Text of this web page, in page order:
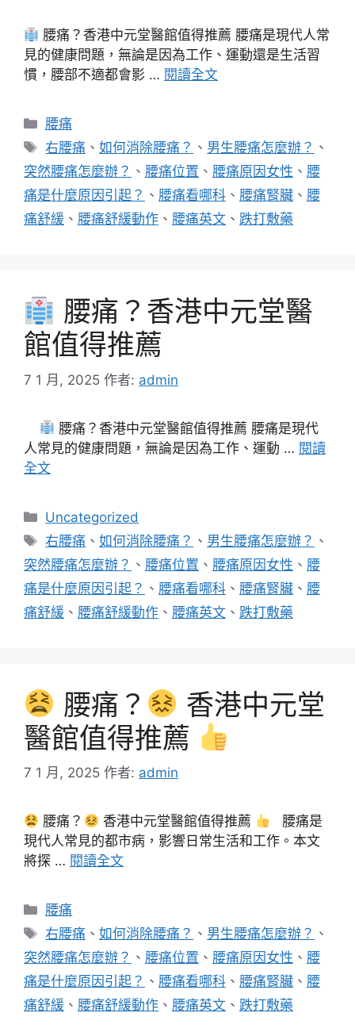
腰痛？香港中元堂醫館值得推薦 腰痛是現代人常
見的健康問題，無論是因為工作、運動還是生活習
慣，腰部不適都會影 … 閱讀全文
分
類
腰痛
標
籤
右腰痛 、如何消除腰痛？ 、 男生腰痛怎麼辦？ 、
突然腰痛怎麼辦？ 、 腰痛位置 、 腰痛原因女性 、 腰
痛是什麼原因引起？ 、 腰痛看哪科 、 腰痛腎臟 、 腰
痛舒緩 、 腰痛舒緩動作 、 腰痛英文 、 跌打敷藥
腰痛？香港中元堂醫
館值得推薦
7 1 月, 2025 作者: admin
腰痛？香港中元堂醫館值得推薦 腰痛是現代
人常見的健康問題，無論是因為工作、運動 … 閱讀
全文
分
類
Uncategorized
標
籤
右腰痛 、如何消除腰痛？ 、 男生腰痛怎麼辦？ 、
突然腰痛怎麼辦？ 、 腰痛位置 、 腰痛原因女性 、 腰
痛是什麼原因引起？ 、 腰痛看哪科 、 腰痛腎臟 、 腰
痛舒緩 、 腰痛舒緩動作 、 腰痛英文 、 跌打敷藥
腰痛？
香港中元堂
醫館值得推薦
7 1 月, 2025 作者: admin
腰痛？ 香港中元堂醫館值得推薦
腰痛是
現代人常見的都市病，影響日常生活和工作。本文
將探 … 閱讀全文
分
類
腰痛
標
籤
右腰痛 、如何消除腰痛？ 、 男生腰痛怎麼辦？ 、
突然腰痛怎麼辦？ 、 腰痛位置 、 腰痛原因女性 、 腰
痛是什麼原因引起？ 、 腰痛看哪科 、 腰痛腎臟 、 腰
痛舒緩 、 腰痛舒緩動作 、 腰痛英文 、 跌打敷藥